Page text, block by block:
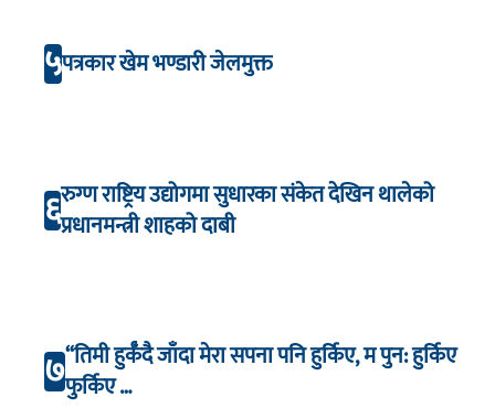
५पत्रकार खेम भण्डारी जेलमुक्त
६रुग्ण राष्ट्रिय उद्योगमा सुधारका संकेत देखिन थालेको
प्रधानमन्त्री शाहको दाबी
७“तिमी हुर्कँदै जाँदा मेरा सपना पनि हुर्किए, म पुन: हुर्किए
फुर्किए …